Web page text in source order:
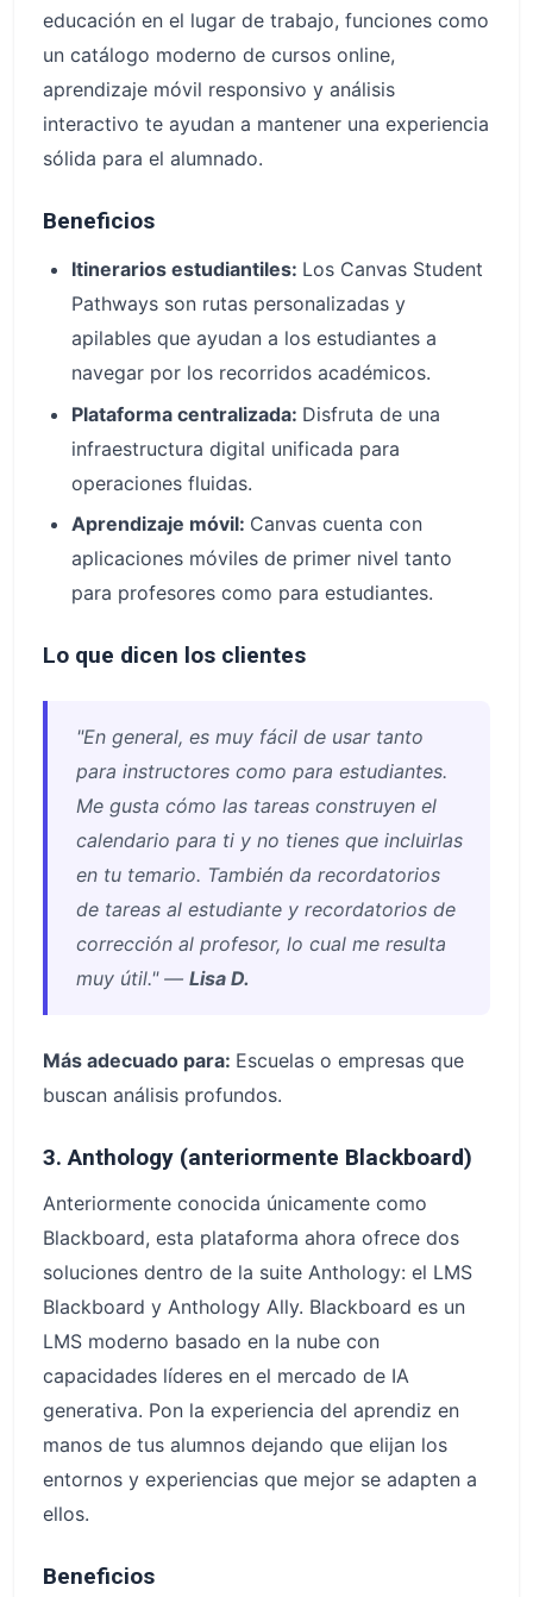
educación en el lugar de trabajo, funciones como
un catálogo moderno de cursos online,
aprendizaje móvil responsivo y análisis
interactivo te ayudan a mantener una experiencia
sólida para el alumnado.
Beneficios
Itinerarios estudiantiles: Los Canvas Student
Pathways son rutas personalizadas y
apilables que ayudan a los estudiantes a
navegar por los recorridos académicos.
Plataforma centralizada: Disfruta de una
infraestructura digital unificada para
operaciones fluidas.
Aprendizaje móvil: Canvas cuenta con
aplicaciones móviles de primer nivel tanto
para profesores como para estudiantes.
Lo que dicen los clientes
"En general, es muy fácil de usar tanto
para instructores como para estudiantes.
Me gusta cómo las tareas construyen el
calendario para ti y no tienes que incluirlas
en tu temario. También da recordatorios
de tareas al estudiante y recordatorios de
corrección al profesor, lo cual me resulta
muy útil." — Lisa D.
Más adecuado para: Escuelas o empresas que
buscan análisis profundos.
3. Anthology (anteriormente Blackboard)
Anteriormente conocida únicamente como
Blackboard, esta plataforma ahora ofrece dos
soluciones dentro de la suite Anthology: el LMS
Blackboard y Anthology Ally. Blackboard es un
LMS moderno basado en la nube con
capacidades líderes en el mercado de IA
generativa. Pon la experiencia del aprendiz en
manos de tus alumnos dejando que elijan los
entornos y experiencias que mejor se adapten a
ellos.
Beneficios